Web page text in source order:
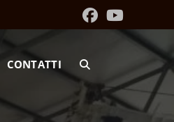
CONTATTI